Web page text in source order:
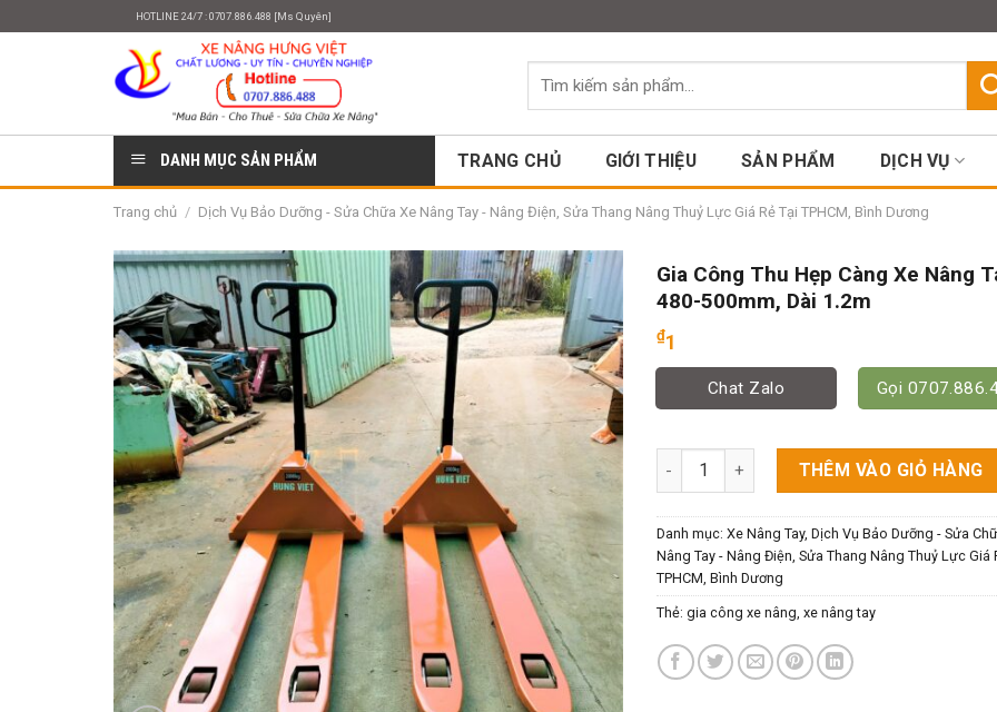
HOTLINE 24/7 : 0707.886.488 [Ms Quyên]
Tìm
DANH MỤC SẢN PHẨM TRANG CHỦ GIỚI THIỆU SẢN PHẨM DỊCH VỤ
Trang chủ / Dịch Vụ Bảo Dưỡng - Sửa Chữa Xe Nâng Tay - Nâng Điện, Sửa Thang Nâng Thuỷ Lực Giá Rẻ Tại TPHCM, Bình Dương
Gia Công Thu Hẹp Càng Xe Nâng
480-500mm, Dài 1.2m
₫1
Chat Zalo Gọi
Gia Công Thu Hẹp Càng Xe Nâng Tay 480-
THÊM VÀO GIỎ HÀNG
Danh mục: Xe Nâng Tay, Dịch Vụ Bảo Dưỡng - Sửa
Nâng Tay - Nâng Điện, Sửa Thang Nâng Thuỷ Lực Giá
TPHCM, Bình Dương
Thẻ: gia công xe nâng xe nâng tay